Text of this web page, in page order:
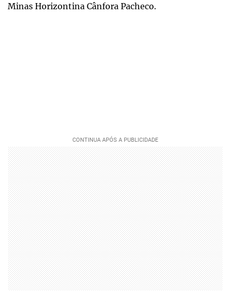
Minas Horizontina Cânfora Pacheco.